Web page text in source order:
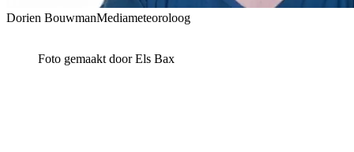
Dorien BouwmanMediameteoroloog